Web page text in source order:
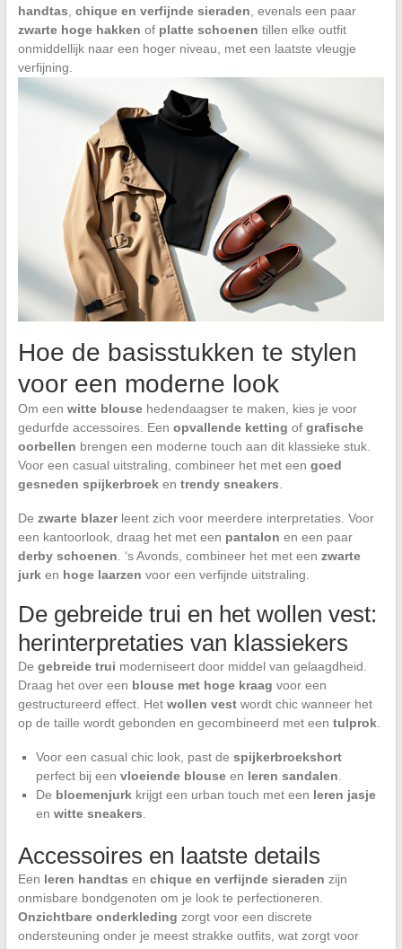
handtas chique en verfijnde sieraden , evenals een paar
zwarte hoge hakken of platte schoenen tillen elke outfit
onmiddellijk naar een hoger niveau, met een laatste vleugje
verfijning.
Hoe de basisstukken te stylen
voor een moderne look
Om een witte blousehedendaagser te maken, kies je voor
gedurfde accessoires. Een opvallende ketting of grafische
oorbellen brengen een moderne touch aan dit klassieke stuk.
Voor een casual uitstraling, combineer het met een goed
gesneden spijkerbroeken trendy sneakers
De zwarte blazerleent zich voor meerdere interpretaties. Voor
een kantoorlook, draag het met een pantalon en een paar
derby schoenen . ‘s Avonds, combineer het met een zwarte
jurken hoge laarzen voor een verfijnde uitstraling.
De gebreide trui en het wollen vest:
herinterpretaties van klassiekers
De gebreide trui moderniseert door middel van gelaagdheid.
Draag het over een blouse met hoge kraag voor een
gestructureerd effect. Het wollen vestwordt chic wanneer het
op de taille wordt gebonden en gecombineerd met een tulprok.
Voor een casual chic look, past de spijkerbroekshort
perfect bij een vloeiende blouseen leren sandalen
De bloemenjurkkrijgt een urban touch met een leren jasje
en witte sneakers
Accessoires en laatste details
Een leren handtas en chique en verfijnde sieraden zijn
onmisbare bondgenoten om je look te perfectioneren.
Onzichtbare onderkleding zorgt voor een discrete
ondersteuning onder je meest strakke outfits, wat zorgt voor